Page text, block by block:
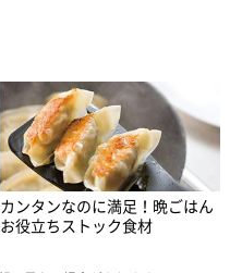
カンタンなのに満足！晩ごはん
お役立ちストック食材